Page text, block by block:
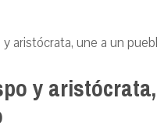
aristócrata, une a un
y